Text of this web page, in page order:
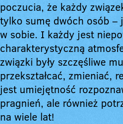
poczucia, że każdy
tylko sumę dwóch osób
w sobie. I każdy jest
charakterystyczną
związki były szczęśliwe
przekształcać, zmieniać,
jest umiejętność
pragnień, ale również
na wiele lat!